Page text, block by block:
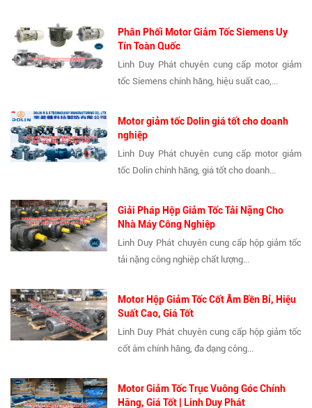
Phân Phối Motor Giảm Tốc Siemens Uy
Tín Toàn Quốc
Linh Duy Phát chuyên cung cấp motor giảm
tốc Siemens chính hãng, hiệu suất cao,...
Motor giảm tốc Dolin giá tốt cho doanh
nghiệp
Linh Duy Phát chuyên cung cấp motor giảm
tốc Dolin chính hãng, giá tốt cho doanh...
Giải Pháp Hộp Giảm Tốc Tải Nặng Cho
Nhà Máy Công Nghiệp
Linh Duy Phát chuyên cung cấp hộp giảm tốc
tải nặng công nghiệp chất lượng...
Motor Hộp Giảm Tốc Cốt Âm Bền Bỉ, Hiệu
Suất Cao, Giá Tốt
Linh Duy Phát chuyên cung cấp hộp giảm tốc
cốt âm chính hãng, đa dạng công...
Motor Giảm Tốc Trục Vuông Góc Chính
Hãng, Giá Tốt | Linh Duy Phát